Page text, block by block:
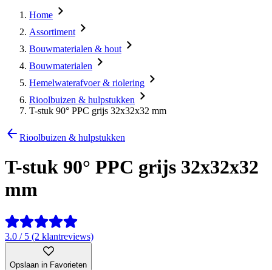
Home
Assortiment
Bouwmaterialen & hout
Bouwmaterialen
Hemelwaterafvoer & riolering
Rioolbuizen & hulpstukken
T-stuk 90° PPC grijs 32x32x32 mm
Rioolbuizen & hulpstukken
T-stuk 90° PPC grijs 32x32x32
mm
3.0 / 5 (2 klantreviews)
Opslaan in Favorieten